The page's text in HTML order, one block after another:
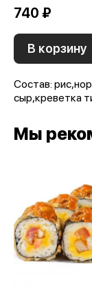
740 ₽
В корзину
Состав:
сыр,креветка
Мы